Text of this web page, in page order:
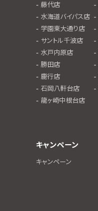
藤代店
水海道バイパス店
学園東大通り店
サントル千波店
水戸内原店
勝田店
鹿行店
石岡八軒台店
龍ヶ崎中根台店
キャンペーン
キャンペーン